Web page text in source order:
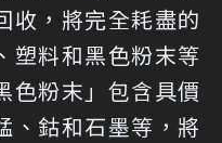
收，將完全耗盡的
塑料和黑色粉末等
色粉末」包含具價
、鈷和石墨等，將